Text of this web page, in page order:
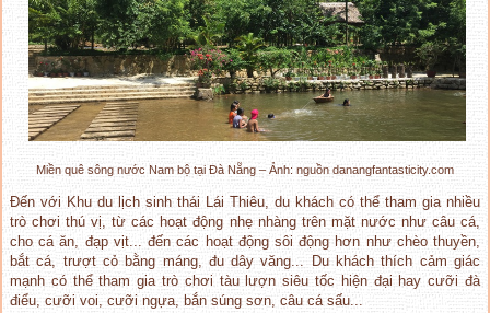
Miền quê sông nước Nam bộ tại Đà Nẵng – Ảnh: nguồn danangfantasticity.com
Đến với Khu du lịch sinh thái Lái Thiêu, du khách có thể tham gia nhiều
trò chơi thú vị, từ các hoạt động nhẹ nhàng trên mặt nước như câu cá,
cho cá ăn, đạp vịt... đến các hoạt động sôi động hơn như chèo thuyền,
bắt cá, trượt cỏ bằng máng, đu dây văng... Du khách thích cảm giác
mạnh có thể tham gia trò chơi tàu lượn siêu tốc hiện đại hay cưỡi đà
điểu, cưỡi voi, cưỡi ngựa, bắn súng sơn, câu cá sấu...